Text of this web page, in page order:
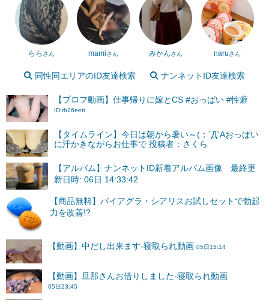
らら さん mamiさん みかんさん naruさん
同性同エリアのID友達検索 ナンネットID友達検索
【プロフ動画】仕事帰りに嫁とCS #おっぱい #性癖
ID:rb26eett
【タイムライン】今日は朝から暑い～(；´Д`Aおっぱい
に汗かきながらお仕事で 投稿者：さくら
【アルバム】ナンネットID新着アルバム画像 最終更
新日時: 06日 14:33:42